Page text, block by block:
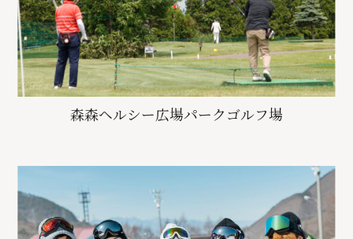
森森ヘルシー広場パークゴルフ場